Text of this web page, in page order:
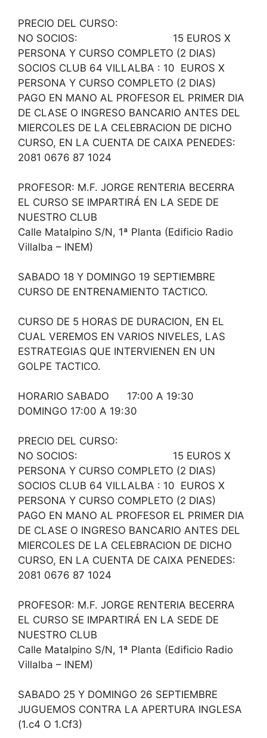
PRECIO DEL CURSO:
NO SOCIOS: 15 EUROS X
PERSONA Y CURSO COMPLETO (2 DIAS)
SOCIOS CLUB 64 VILLALBA : 10 EUROS X
PERSONA Y CURSO COMPLETO (2 DIAS)
PAGO EN MANO AL PROFESOR EL PRIMER DIA
DE CLASE O INGRESO BANCARIO ANTES DEL
MIERCOLES DE LA CELEBRACION DE DICHO
CURSO, EN LA CUENTA DE CAIXA PENEDES:
2081 0676 87 1024
PROFESOR: M.F. JORGE RENTERIA BECERRA
EL CURSO SE IMPARTIRÁ EN LA SEDE DE
NUESTRO CLUB
Calle Matalpino S/N, 1ª Planta (Edificio Radio
Villalba – INEM)
SABADO 18 Y DOMINGO 19 SEPTIEMBRE
CURSO DE ENTRENAMIENTO TACTICO.
CURSO DE 5 HORAS DE DURACION, EN EL
CUAL VEREMOS EN VARIOS NIVELES, LAS
ESTRATEGIAS QUE INTERVIENEN EN UN
GOLPE TACTICO.
HORARIO SABADO 17:00 A 19:30
DOMINGO 17:00 A 19:30
PRECIO DEL CURSO:
NO SOCIOS: 15 EUROS X
PERSONA Y CURSO COMPLETO (2 DIAS)
SOCIOS CLUB 64 VILLALBA : 10 EUROS X
PERSONA Y CURSO COMPLETO (2 DIAS)
PAGO EN MANO AL PROFESOR EL PRIMER DIA
DE CLASE O INGRESO BANCARIO ANTES DEL
MIERCOLES DE LA CELEBRACION DE DICHO
CURSO, EN LA CUENTA DE CAIXA PENEDES:
2081 0676 87 1024
PROFESOR: M.F. JORGE RENTERIA BECERRA
EL CURSO SE IMPARTIRÁ EN LA SEDE DE
NUESTRO CLUB
Calle Matalpino S/N, 1ª Planta (Edificio Radio
Villalba – INEM)
SABADO 25 Y DOMINGO 26 SEPTIEMBRE
JUGUEMOS CONTRA LA APERTURA INGLESA
(1.c4 O 1.Cf3)